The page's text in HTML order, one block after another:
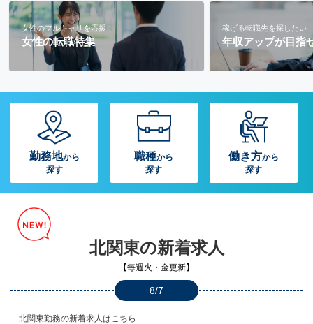
女性のフルキャリを応援！
女性の転職特集
稼げる転職先を探したい
年収アップが目指
勤務地から
探す
職種から
探す
働き方から
探す
北関東の新着求人
【毎週火・金更新】
8/7
北関東勤務の新着求人はこちら……